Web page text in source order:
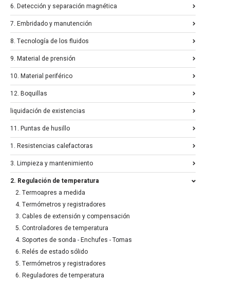
6. Detección y separación magnética
7. Embridado y manutención
8. Tecnología de los fluidos
9. Material de prensión
10. Material periférico
12. Boquillas
liquidación de existencias
11. Puntas de husillo
1. Resistencias calefactoras
3. Limpieza y mantenimiento
2. Regulación de temperatura
2. Termoapres a medida
4. Termómetros y registradores
3. Cables de extensión y compensación
5. Controladores de temperatura
4. Soportes de sonda - Enchufes - Tomas
6. Relés de estado sólido
5. Termómetros y registradores
6. Reguladores de temperatura